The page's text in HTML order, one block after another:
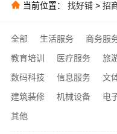
当前位置： 找好铺 > 招
全部 生活服务 商务服
教育培训
医疗服务 旅
数码科技
信息服务 文
建筑装修
机械设备 电
其他